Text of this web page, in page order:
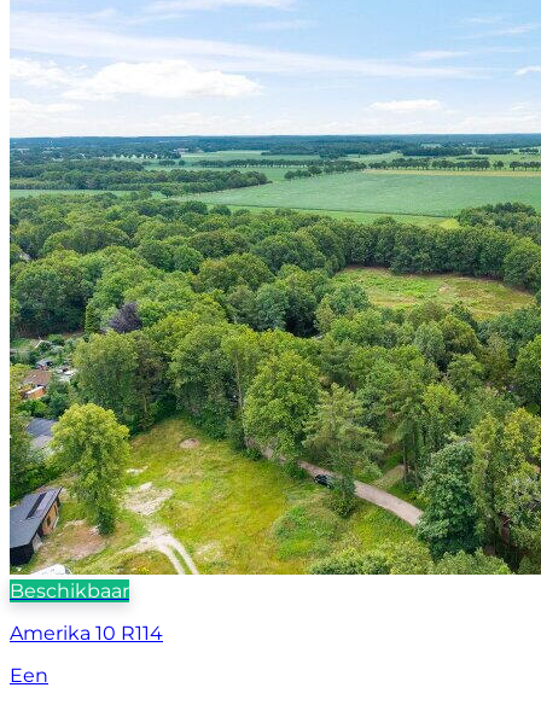
Beschikbaar
Amerika 10 R114
Een